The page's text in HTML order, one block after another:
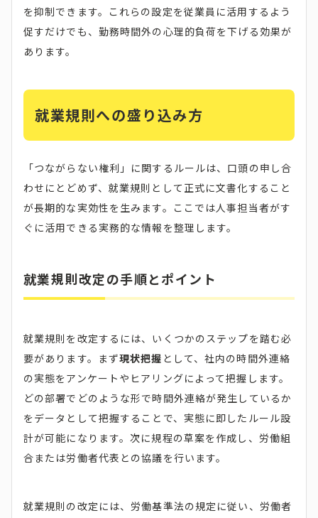
を抑制できます。これらの設定を従業員に活用するよう
促すだけでも、勤務時間外の心理的負荷を下げる効果が
あります。
就業規則への盛り込み方
「つながらない権利」に関するルールは、口頭の申し合
わせにとどめず、就業規則として正式に文書化すること
が長期的な実効性を生みます。ここでは人事担当者がす
ぐに活用できる実務的な情報を整理します。
就業規則改定の手順とポイント
就業規則を改定するには、いくつかのステップを踏む必
要があります。まず現状把握 として、社内の時間外連絡
の実態をアンケートやヒアリングによって把握します。
どの部署でどのような形で時間外連絡が発生しているか
をデータとして把握することで、実態に即したルール設
計が可能になります。次に規程の草案を作成し、労働組
合または労働者代表との協議を行います。
就業規則の改定には、労働基準法の規定に従い、労働者